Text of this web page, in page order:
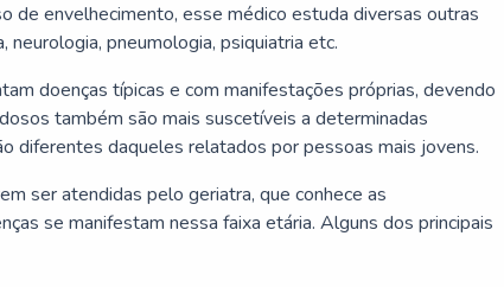
de envelhecimento, esse médico estuda diversas outras
neurologia, pneumologia, psiquiatria etc.
doenças típicas e com manifestações próprias, devendo
também são mais suscetíveis a determinadas
diferentes daqueles relatados por pessoas mais jovens.
ser atendidas pelo geriatra, que conhece as
se manifestam nessa faixa etária. Alguns dos principais